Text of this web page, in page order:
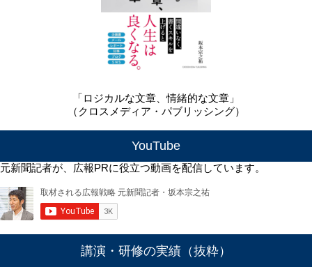
「ロジカルな文章、情緒的な文章」
（クロスメディア・パブリッシング）
YouTube
元新聞記者が、広報PRに役立つ動画を配信しています。
講演・研修の実績（抜粋）